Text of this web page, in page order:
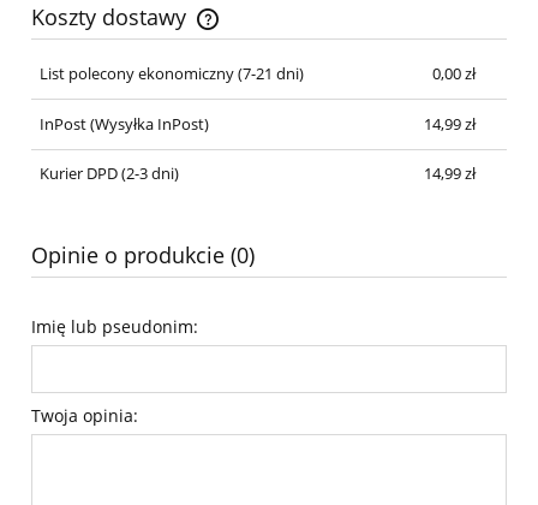
Koszty dostawy
Cena nie zawiera ewentualnych kosztów płatności
List polecony ekonomiczny (7-21 dni)
0,00 zł
InPost(Wysyłka InPost) 14,99 zł
Kurier DPD (2-3 dni) 14,99 zł
Opinie o produkcie (0)
Imię lub pseudonim:
Twoja opinia: